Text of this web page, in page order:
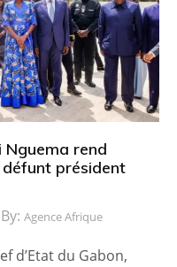
Nguema rend
président
Agence Afrique
d’Etat du Gabon,